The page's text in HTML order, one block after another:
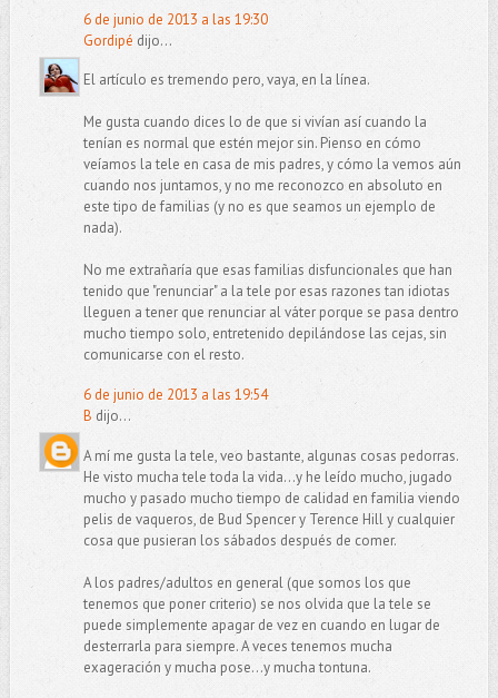
6 de junio de 2013 a las 19:30
Gordipé dijo...
El artículo es tremendo pero, vaya, en la línea.
Me gusta cuando dices lo de que si vivían así cuando la
tenían es normal que estén mejor sin. Pienso en cómo
veíamos la tele en casa de mis padres, y cómo la vemos aún
cuando nos juntamos, y no me reconozco en absoluto en
este tipo de familias (y no es que seamos un ejemplo de
nada).
No me extrañaría que esas familias disfuncionales que han
tenido que "renunciar" a la tele por esas razones tan idiotas
lleguen a tener que renunciar al váter porque se pasa dentro
mucho tiempo solo, entretenido depilándose las cejas, sin
comunicarse con el resto.
6 de junio de 2013 a las 19:54
B dijo...
A mí me gusta la tele, veo bastante, algunas cosas pedorras.
He visto mucha tele toda la vida...y he leído mucho, jugado
mucho y pasado mucho tiempo de calidad en familia viendo
pelis de vaqueros, de Bud Spencer y Terence Hill y cualquier
cosa que pusieran los sábados después de comer.
A los padres/adultos en general (que somos los que
tenemos que poner criterio) se nos olvida que la tele se
puede simplemente apagar de vez en cuando en lugar de
desterrarla para siempre. A veces tenemos mucha
exageración y mucha pose...y mucha tontuna.